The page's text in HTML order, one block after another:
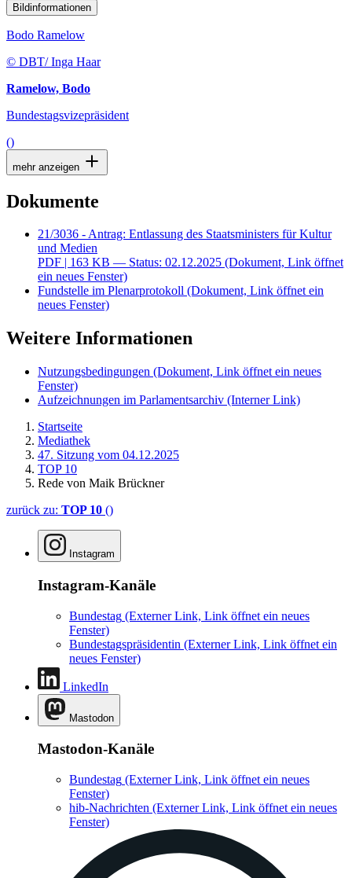
Bildinformationen
Bodo Ramelow
© DBT/ Inga Haar
Ramelow, Bodo
Bundestagsvizepräsident
()
mehr anzeigen
Dokumente
21/3036 - Antrag: Entlassung des Staatsministers für Kultur
und Medien
PDF | 163 KB — Status: 02.12.2025 (Dokument, Link öffnet
ein neues Fenster)
Fundstelle im Plenarprotokoll (Dokument, Link öffnet ein
neues Fenster)
Weitere Informationen
Nutzungsbedingungen (Dokument, Link öffnet ein neues
Fenster)
Aufzeichnungen im Parlamentsarchiv (Interner Link)
Startseite
Mediathek
47. Sitzung vom 04.12.2025
TOP 10
Rede von Maik Brückner
zurück zu: TOP 10 ()
Instagram
Instagram-Kanäle
Bundestag (Externer Link, Link öffnet ein neues
Fenster)
Bundestagspräsidentin (Externer Link, Link öffnet ein
neues Fenster)
LinkedIn
Mastodon
Mastodon-Kanäle
Bundestag (Externer Link, Link öffnet ein neues
Fenster)
hib-Nachrichten (Externer Link, Link öffnet ein neues
Fenster)